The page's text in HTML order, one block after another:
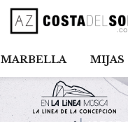
MARBELLA MIJAS